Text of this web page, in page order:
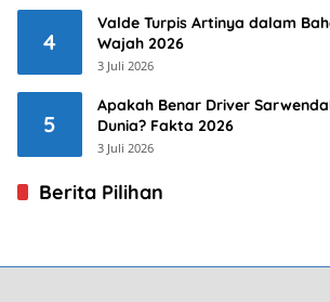
4
Valde Turpis Artinya dalam
Wajah 2026
3 Juli 2026
5
Apakah Benar Driver
Dunia? Fakta 2026
3 Juli 2026
Berita Pilihan